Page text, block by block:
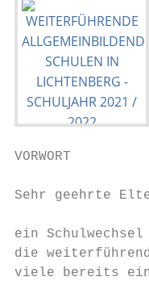
VORWORT
Sehr geehrte
ein
die
viele bereits